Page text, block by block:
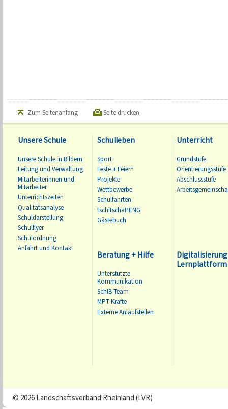
Zum Seitenanfang Seite drucken
Unsere Schule
Unsere Schule in Bildern
Leitung und Verwaltung
Mitarbeiterinnen und
Mitarbeiter
Unterrichtszeiten
Qualitätsanalyse
Schuldarstellung
Schulflyer
Schulordnung
Anfahrt und Kontakt
Schulleben
Sport
Feste + Feiern
Projekte
Wettbewerbe
Schulfahrten
tschitschaPENG
Gästebuch
Unterricht
Grundstufe
Orientierungsstufe
Abschlussstufe
Beratung + Hilfe
Unterstützte
Kommunikation
SchIB-Team
MPT-Kräfte
Externe Anlaufstellen
Lernplattform
© 2026 Landschaftsverband Rheinland (LVR)